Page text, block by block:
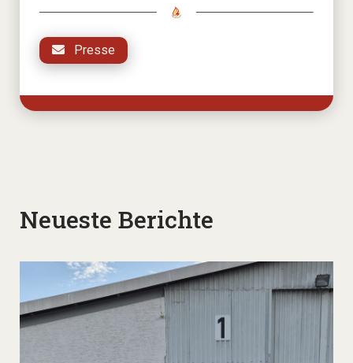
Presse
Neueste Berichte